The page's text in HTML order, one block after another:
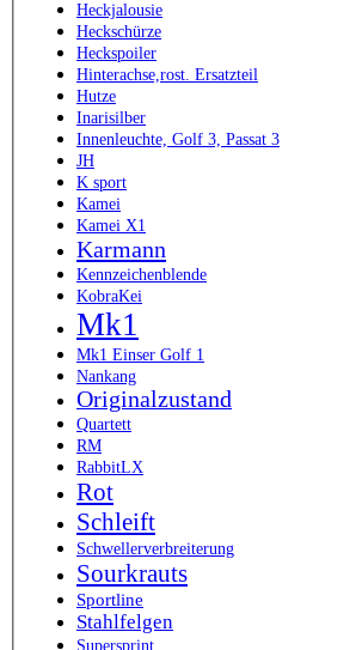
Heckjalousie
Heckschürze
Heckspoiler
Hinterachse,rost. Ersatzteil
Hutze
Inarisilber
Innenleuchte, Golf 3, Passat 3
JH
K sport
Kamei
Kamei X1
Karmann
Kennzeichenblende
KobraKei
Mk1
Mk1 Einser Golf 1
Nankang
Originalzustand
Quartett
RM
RabbitLX
Rot
Schleift
Schwellerverbreiterung
Sourkrauts
Sportline
Stahlfelgen
Supersprint